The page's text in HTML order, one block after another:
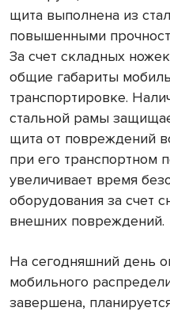
щита выполнена из
повышенными
За счет складных
общие габариты
транспортировке.
стальной рамы
щита от повреждений
при его транспортном
увеличивает время
оборудования за счет
внешних повреждений.
На сегодняшний день
мобильного
завершена,